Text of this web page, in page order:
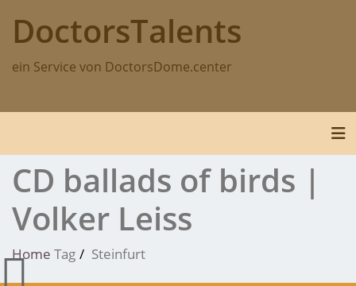
content
DoctorsTalents
ein Service von DoctorsDome.center
CD ballads of birds |
Volker Leiss
Home Tag Steinfurt